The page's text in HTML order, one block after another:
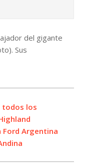
del gigante
Sus
todos los
Ford Argentina